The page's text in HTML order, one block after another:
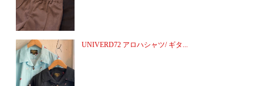
UNIVERD72 アロハシャツ/ ギタ...